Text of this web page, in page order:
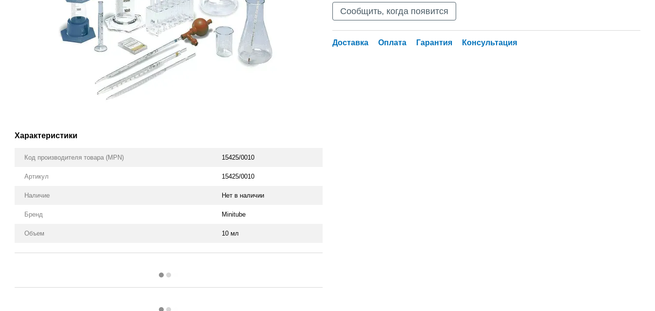
Характеристики
Код производителя товара (MPN) 15425/0010
Артикул 15425/0010
Наличие Нет в наличии
Бренд Minitube
Объем 10 мл
Сообщить, когда появится
Доставка Оплата Гарантия Консультация